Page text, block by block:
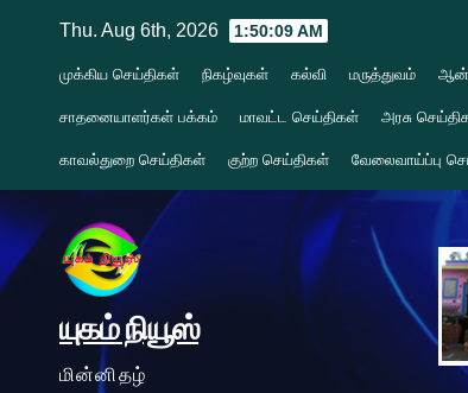
content
Thu. Aug 6th, 2026 1:50:11 AM
முக்கிய செய்திகள் நிகழ்வுகள் கல்வி மருத்துவம்
சாதனையாளர்கள் பக்கம் மாவட்ட செய்திகள் அரசு
காவல்துறை செய்திகள் குற்ற செய்திகள் வேலைவாய்ப்பு
யுகம் நியூஸ்
மின்னிதழ்